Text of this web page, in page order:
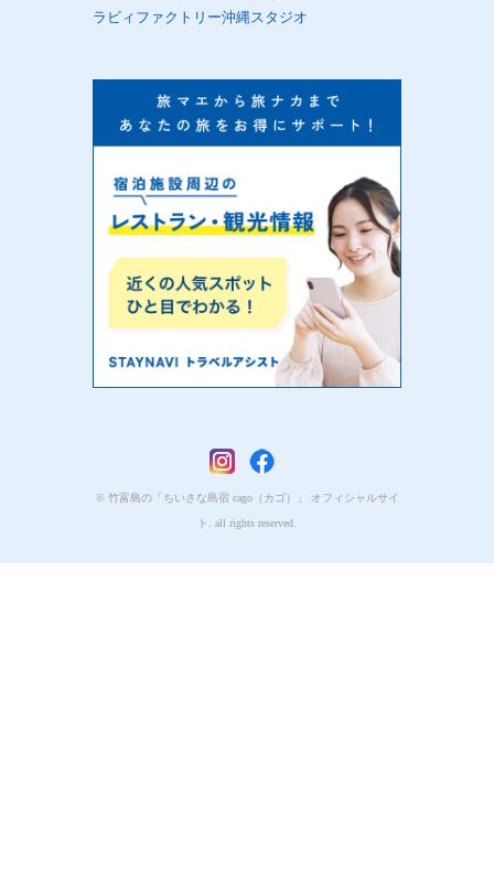
ラビィファクトリー沖縄スタジオ
© 竹富島の「ちいさな島宿 cago（カゴ）」 オフィシャルサイ
ト. all rights reserved.